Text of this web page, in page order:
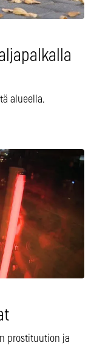
alueella.
prostituution ja